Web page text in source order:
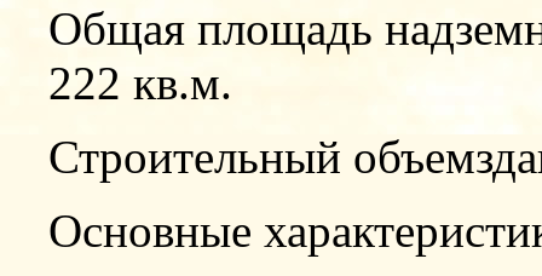
Общая площадь
222 кв.м.
Строительный
Основные